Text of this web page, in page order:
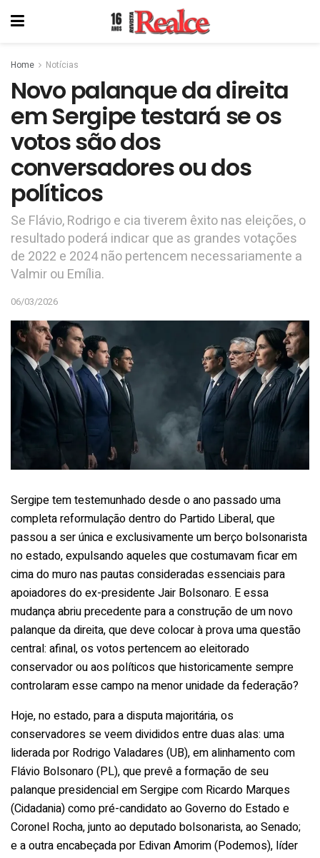
Home Notícias
Novo palanque da direita
em Sergipe testará se os
votos são dos
conversadores ou dos
políticos
Se Flávio, Rodrigo e cia tiverem êxito nas eleições, o
resultado poderá indicar que as grandes votações
de 2022 e 2024 não pertencem necessariamente a
Valmir ou Emília.
06/03/2026
Sergipe tem testemunhado desde o ano passado uma
completa reformulação dentro do Partido Liberal, que
passou a ser única e exclusivamente um berço bolsonarista
no estado, expulsando aqueles que costumavam ficar em
cima do muro nas pautas consideradas essenciais para
apoiadores do ex-presidente Jair Bolsonaro. E essa
mudança abriu precedente para a construção de um novo
palanque da direita, que deve colocar à prova uma questão
central: afinal, os votos pertencem ao eleitorado
conservador ou aos políticos que historicamente sempre
controlaram esse campo na menor unidade da federação?
Hoje, no estado, para a disputa majoritária, os
conservadores se veem divididos entre duas alas: uma
liderada por Rodrigo Valadares (UB), em alinhamento com
Flávio Bolsonaro (PL), que prevê a formação de seu
palanque presidencial em Sergipe com Ricardo Marques
(Cidadania) como pré-candidato ao Governo do Estado e
Coronel Rocha, junto ao deputado bolsonarista, ao Senado;
e a outra encabeçada por Edivan Amorim (Podemos), líder